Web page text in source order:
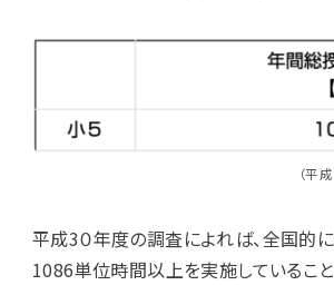
（平
平成3０年度の調査によれば、全国的
1086単位時間以上を実施しているこ